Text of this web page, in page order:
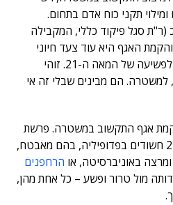
תקני כוח אדם בתחום.
(ר"ת סגל פיקוד כללי, המקבילה
האגף היא עוד צעד חיוני
ומתבקש בהכנסת המשטרה לפשיעה של המאה ה-21. זוהי
הם מבינים שבלי זה אי
אגף התקשוב במשטרה. פרשת
של 22 חשודים בפדופיליה, בהם מאבטח,
באוניברסיטה, או הרחפנים
מול טרור ופשע – כל אחת מהן,